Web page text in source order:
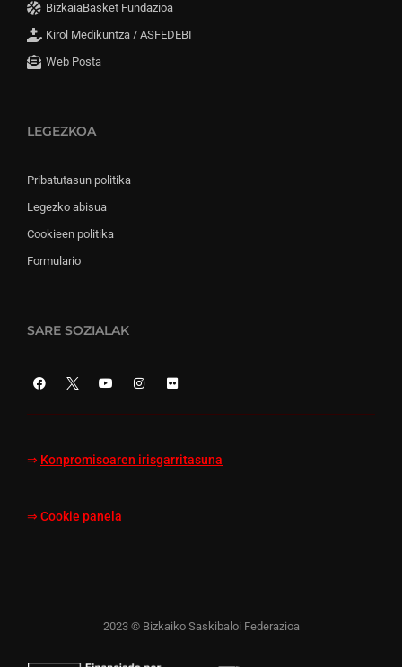
BizkaiaBasket Fundazioa
Kirol Medikuntza / ASFEDEBI
Web Posta
LEGEZKOA
Pribatutasun politika
Legezko abisua
Cookieen politika
Formulario
SARE SOZIALAK
⇒ Konpromisoaren irisgarritasuna
⇒ Cookie panela
2023 © Bizkaiko Saskibaloi Federazioa